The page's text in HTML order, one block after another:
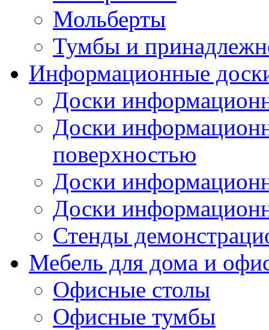
Мольберты
Тумбы и
Информационные
Доски
Доски
поверхностью
Доски
Доски
Стенды
Мебель для дома и
Офисные столы
Офисные тумбы